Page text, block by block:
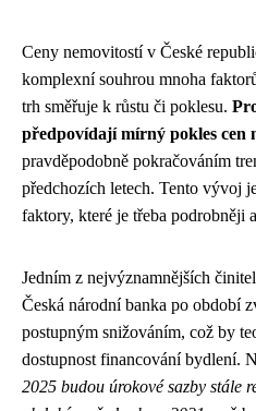
Ceny nemovitostí v České
komplexní souhrou mnoha
trh směřuje k růstu či poklesu.
předpovídají mírný pokles cen
pravděpodobně pokračováním
předchozích letech. Tento vývoj
faktory, které je třeba podrobněji
Jedním z nejvýznamnějších
Česká národní banka po období
postupným snižováním, což by
dostupnost financování bydlení.
2025 budou úrokové sazby stále